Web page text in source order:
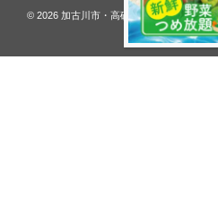
© 2026 加古川市・高砂市 夢リフォーム